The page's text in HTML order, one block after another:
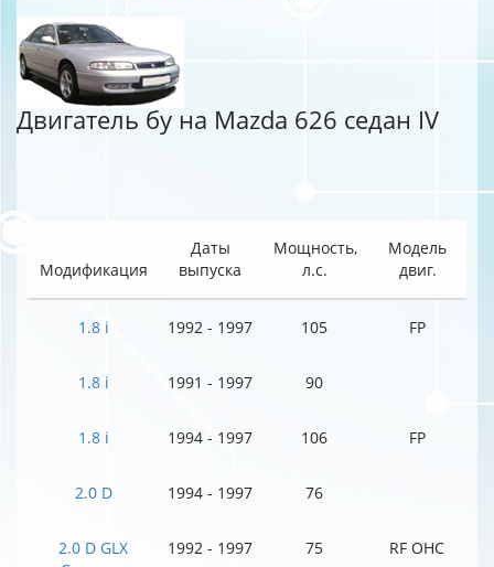
Двигатель бу на Mazda 626 седан IV
Модификация
Даты
выпуска
Мощность,
л.с.
Модель
двиг.
1.8 i 1992 - 1997 105 FP
1.8 i 1991 - 1997 90
1.8 i 1994 - 1997 106 FP
2.0 D 1994 - 1997 76
2.0 D GLX
1992 - 1997 75 RF OHC